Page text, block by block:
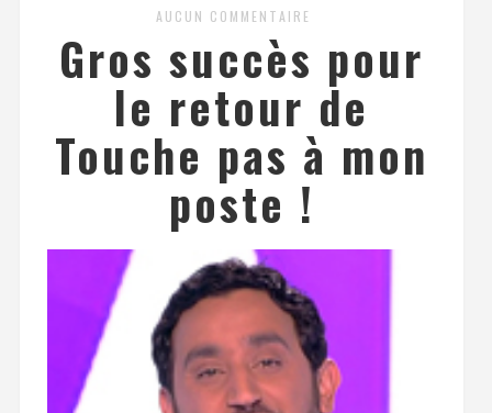
AUCUN COMMENTAIRE
Gros succès pour
le retour de
Touche pas à mon
poste !